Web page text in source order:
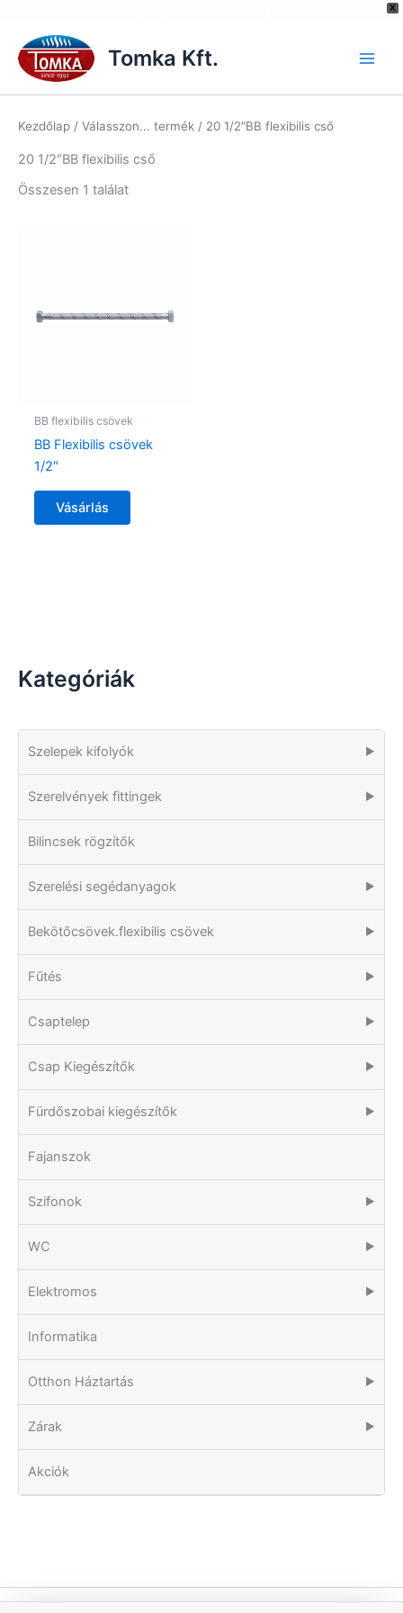
X
content
Tomka Kft.
Kategóriák
Szelepek kifolyók ▶
Szerelvények fittingek ▶
Bilincsek rögzítők
Szerelési segédanyagok ▶
Bekötőcsövek.flexibilis csövek ▶
Fűtés ▶
Csaptelep ▶
Csap Kiegészítők ▶
Fürdőszobai kiegészítők ▶
Fajanszok
Szifonok ▶
WC ▶
Elektromos ▶
Informatika
Otthon Háztartás ▶
Zárak ▶
Akciók
Kezdőlap / Válasszon... termék / 20 1/2″BB flexibilis cső
20 1/2″BB flexibilis cső
Összesen 1 találat
BB flexibilis csövek
BB Flexibilis csövek
1/2″
Vásárlás